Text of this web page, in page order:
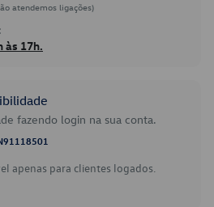
atendemos ligações)
às 17h.
fazendo login na sua conta.
apenas para clientes logados.